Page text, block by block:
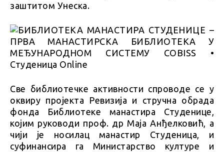
заштитом Унеска.
Све библиотечке активности спроводе се у
оквиру пројекта Ревизија и стручна обрада
фонда Библиотеке манастира Студенице,
којим руководи проф. др Маја Анђелковић, а
чији је носилац манастир Студеница, и
суфинансира га Министарство културе и